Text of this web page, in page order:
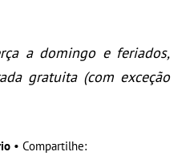
a domingo e feriados,
gratuita (com exceção
• Compartilhe: